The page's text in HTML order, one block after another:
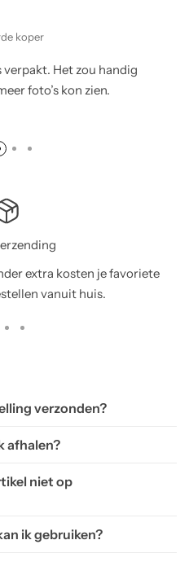
koper
Het zou handig
foto’s kon zien.
extra kosten je favoriete
vanuit huis.
verzonden?
afhalen?
niet op
ik gebruiken?